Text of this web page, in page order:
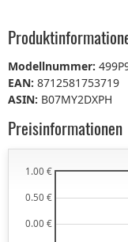
Modellnummer:
EAN: 8712581753719
ASIN: B07MY2DXPH
Preisinformationen
0.00 €
0.50 €
1.00 €